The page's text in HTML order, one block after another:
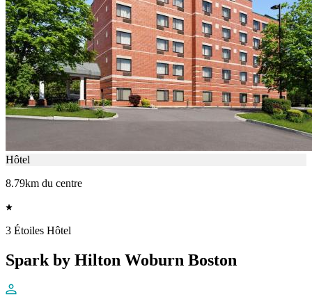
Hôtel
8.79km du centre
3 Étoiles Hôtel
Spark by Hilton Woburn Boston